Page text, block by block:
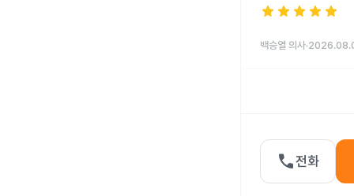
star star star star star
백승열 의사
call전화